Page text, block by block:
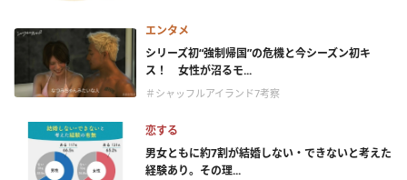
エンタメ
シリーズ初“強制帰国”の危機と今シーズン初キ
ス！ 女性が沼るモ...
＃シャッフルアイランド7考察
恋する
男女ともに約7割が結婚しない・できないと考えた
経験あり。その理...